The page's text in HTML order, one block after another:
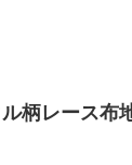
柄レース布